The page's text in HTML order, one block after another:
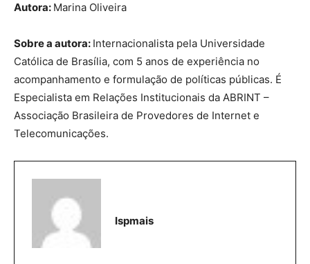
Autora: Marina Oliveira
Sobre a autora: Internacionalista pela Universidade
Católica de Brasília, com 5 anos de experiência no
acompanhamento e formulação de políticas públicas. É
Especialista em Relações Institucionais da ABRINT –
Associação Brasileira de Provedores de Internet e
Telecomunicações.
Ispmais